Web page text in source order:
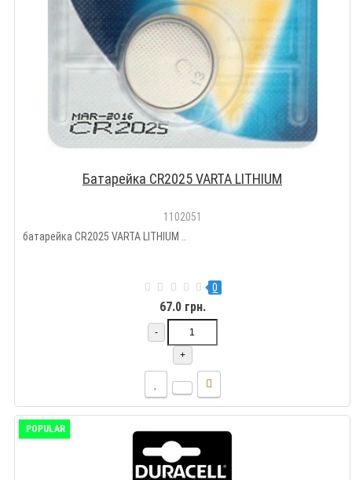
Батарейка CR2025 VARTA LITHIUM
1102051
батарейка CR2025 VARTA LITHIUM ..
0
67.0 грн.
-
+
POPULAR